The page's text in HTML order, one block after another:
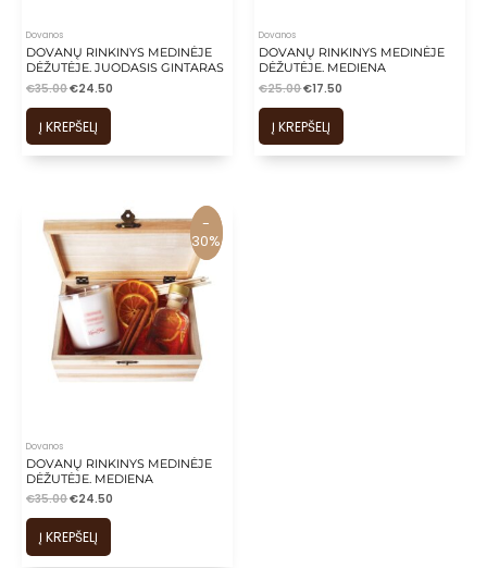
Dovanos
DOVANŲ RINKINYS MEDINĖJE
DĖŽUTĖJE. JUODASIS GINTARAS
€35.00€24.50
Į KREPŠELĮ
Dovanos
DOVANŲ RINKINYS MEDINĖJE
DĖŽUTĖJE. MEDIENA
€25.00€17.50
Į KREPŠELĮ
-
30%
-
30%
Dovanos
DOVANŲ RINKINYS MEDINĖJE
DĖŽUTĖJE. MEDIENA
€35.00€24.50
Į KREPŠELĮ